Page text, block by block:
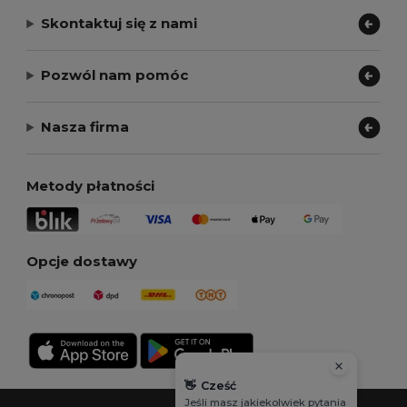
Skontaktuj się z nami
Pozwól nam pomóc
Nasza firma
Metody płatności
Opcje dostawy
👋 Cześć
Jeśli masz jakiekolwiek pytania